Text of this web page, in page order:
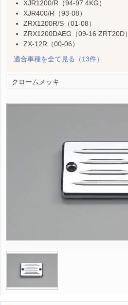
XJR1200/R（94-97 4KG）
XJR400/R（93-08）
ZRX1200R/S（01-08）
ZRX1200DAEG（09-16 ZRT20D）
ZX-12R（00-06）
適合車種を全て見る
（13件）
クロームメッキ